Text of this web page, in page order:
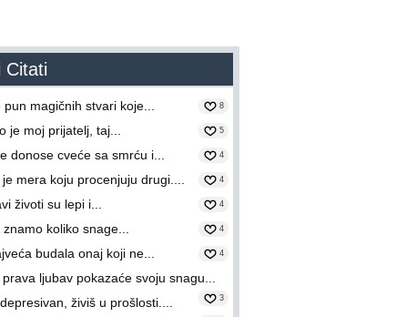
Citati
pun magičnih stvari koje... 8
je moj prijatelj, taj... 5
donose cveće sa smrću i... 4
mera koju procenjuju drugi.... 4
životi su lepi i... 4
koliko snage... 4
budala onaj koji ne... 4
ljubav pokazaće svoju snagu...
3
živiš u prošlosti....